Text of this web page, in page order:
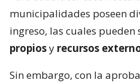
municipalidades poseen
ingreso, las cuales pueden
propiosy recursos
Sin embargo, con la